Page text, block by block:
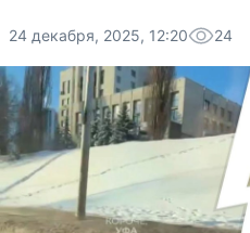
24 декабря, 2025, 12:20 24